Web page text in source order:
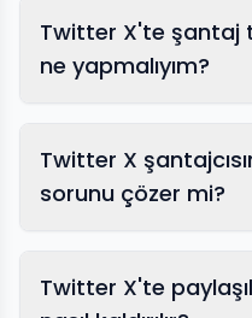
Twitter X'te şantaj
ne yapmalıyım?
Twitter X
sorunu çözer mi?
Twitter X'te